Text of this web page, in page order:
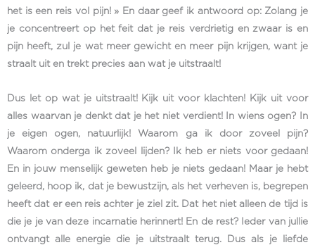
het is een reis vol pijn! » En daar geef ik antwoord op: Zolang je
je concentreert op het feit dat je reis verdrietig en zwaar is en
pijn heeft, zul je wat meer gewicht en meer pijn krijgen, want je
straalt uit en trekt precies aan wat je uitstraalt!
Dus let op wat je uitstraalt! Kijk uit voor klachten! Kijk uit voor
alles waarvan je denkt dat je het niet verdient! In wiens ogen? In
je eigen ogen, natuurlijk! Waarom ga ik door zoveel pijn?
Waarom onderga ik zoveel lijden? Ik heb er niets voor gedaan!
En in jouw menselijk geweten heb je niets gedaan! Maar je hebt
geleerd, hoop ik, dat je bewustzijn, als het verheven is, begrepen
heeft dat er een reis achter je ziel zit. Dat het niet alleen de tijd is
die je je van deze incarnatie herinnert! En de rest? Ieder van jullie
ontvangt alle energie die je uitstraalt terug. Dus als je liefde